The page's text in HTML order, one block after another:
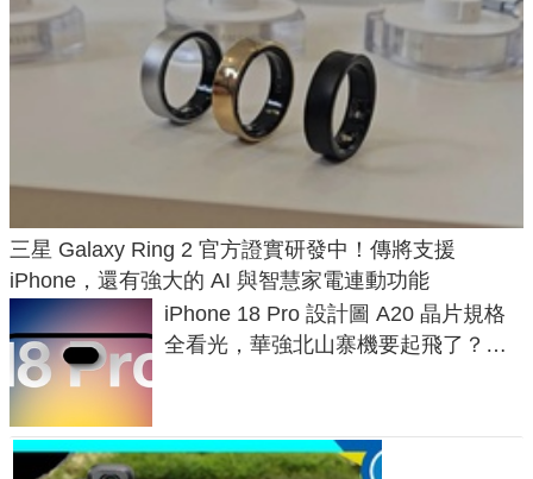
三星 Galaxy Ring 2 官方證實研發中！傳將支援
iPhone，還有強大的 AI 與智慧家電連動功能
iPhone 18 Pro 設計圖 A20 晶片規格
全看光，華強北山寨機要起飛了？專